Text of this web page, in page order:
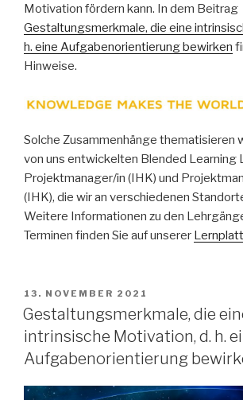
Motivation fördern kann. In dem Beitrag
Gestaltungsmerkmale, die eine
h. eine Aufgabenorientierung bewirken
Hinweise.
Solche Zusammenhänge thematisieren
von uns entwickelten Blended Learning
Projektmanager/in (IHK) und
(IHK), die wir an verschiedenen
Weitere Informationen zu den
Terminen finden Sie auf unserer
VERÖFFENTLICHT
AM
13. NOVEMBER 2021
Gestaltungsmerkmale, die
intrinsische Motivation, d. h.
Aufgabenorientierung